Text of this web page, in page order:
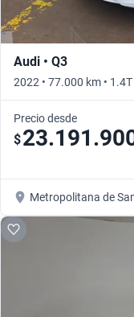
Audi • Q3
2022 • 77.000 km •
Precio desde
$
Metropolitana de